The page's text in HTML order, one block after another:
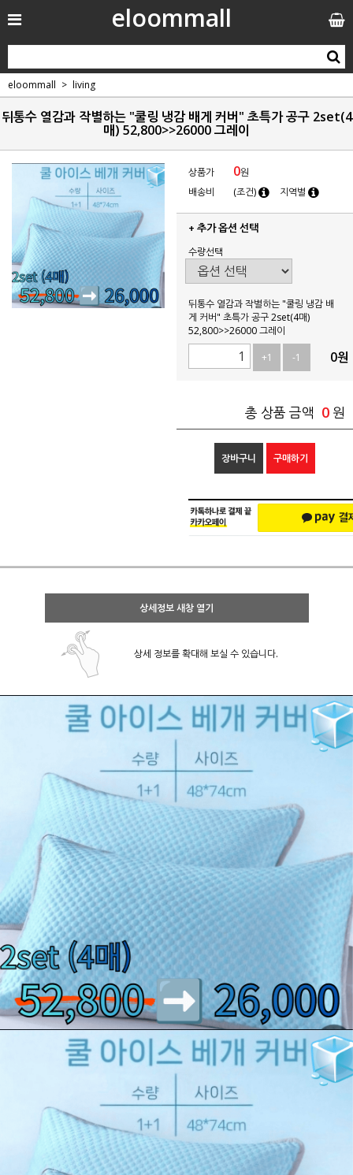
eloommall
eloommall living
뒤통수 열감과 작별하는 "쿨링 냉감 배게 커버" 초특가 공구 2set(4
매) 52,800>>26000 그레이
상품가 0원
배송비
(조건) 지역별
+ 추가 옵션 선택
수량선택
뒤통수 열감과 작별하는 "쿨링 냉감 배
게 커버" 초특가 공구 2set(4매)
52,800>>26000 그레이
+1
-1 0원
총 상품 금액 0 원
장바구니 구매하기
상세정보 새창 열기
상세 정보를 확대해 보실 수 있습니다.